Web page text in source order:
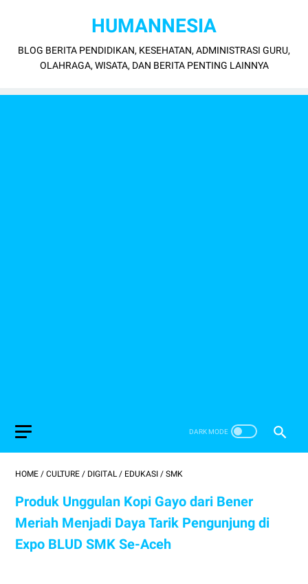
HUMANNESIA
BLOG BERITA PENDIDIKAN, KESEHATAN, ADMINISTRASI GURU,
OLAHRAGA, WISATA, DAN BERITA PENTING LAINNYA
HOME / CULTURE / DIGITAL / EDUKASI / SMK
Produk Unggulan Kopi Gayo dari Bener
Meriah Menjadi Daya Tarik Pengunjung di
Expo BLUD SMK Se-Aceh